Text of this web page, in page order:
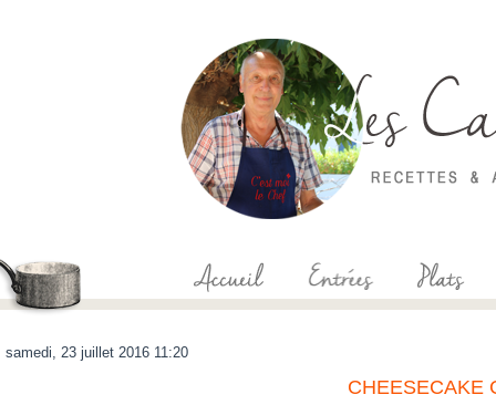
samedi, 23 juillet 2016 11:20
CHEESECAKE